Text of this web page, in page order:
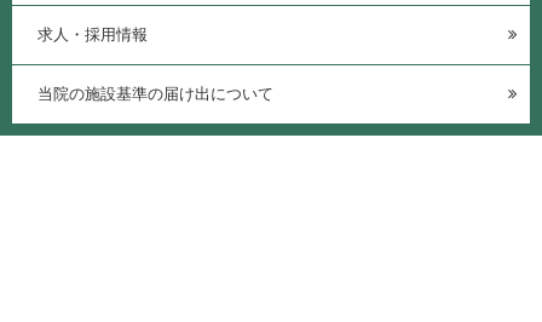
求人・採用情報
当院の施設基準の届け出について